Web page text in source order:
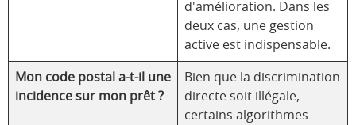
d'amélioration. Dans les
deux cas, une gestion
active est indispensable.
Mon code postal a-t-il une
incidence sur mon prêt ?
Bien que la discrimination
directe soit illégale,
certains algorithmes